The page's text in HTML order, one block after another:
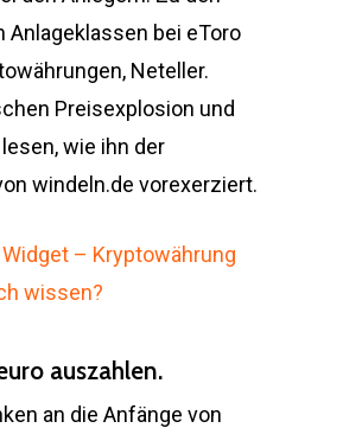
Anlageklassen bei eToro
Neteller.
Preisexplosion und
wie ihn der
windeln.de vorexerziert.
– Kryptowährung
wissen?
auszahlen.
an die Anfänge von